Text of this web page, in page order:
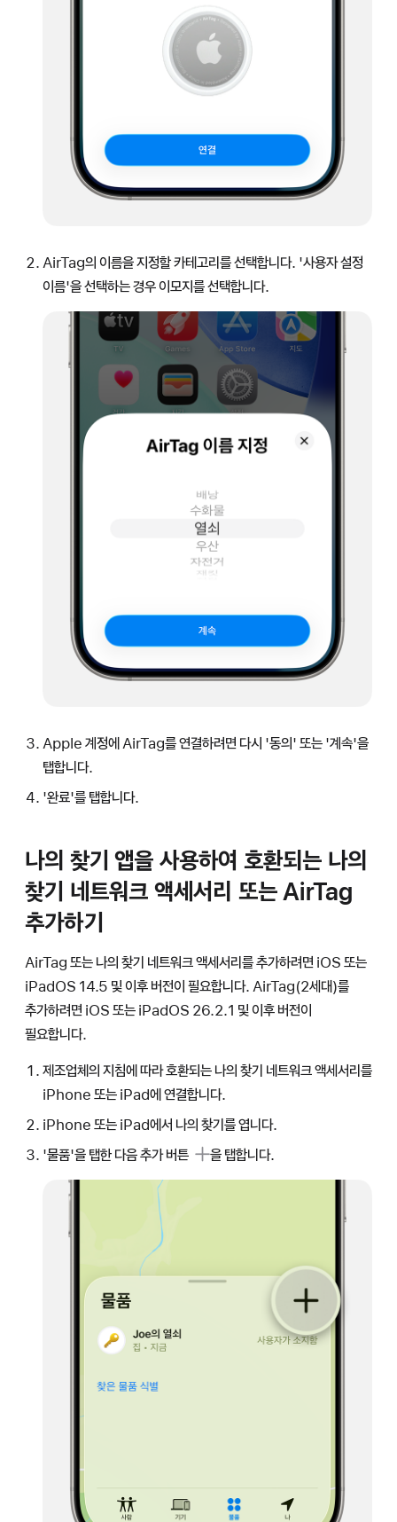
AirTag의 이름을 지정할 카테고리를 선택합니다. '사용자 설정
이름'을 선택하는 경우 이모지를 선택합니다.
Apple 계정에 AirTag를 연결하려면 다시 '동의' 또는 '계속'을
탭합니다.
'완료'를 탭합니다.
나의 찾기 앱을 사용하여 호환되는 나의
찾기 네트워크 액세서리 또는 AirTag
추가하기
AirTag 또는 나의 찾기 네트워크 액세서리를 추가하려면 iOS 또는
iPadOS 14.5 및 이후 버전이 필요합니다. AirTag(2세대)를
추가하려면 iOS 또는 iPadOS 26.2.1 및 이후 버전이
필요합니다.
제조업체의 지침에 따라 호환되는 나의 찾기 네트워크 액세서리를
iPhone 또는 iPad에 연결합니다.
iPhone 또는 iPad에서 나의 찾기를 엽니다.
'물품'을 탭한 다음추가 버튼 을 탭합니다.